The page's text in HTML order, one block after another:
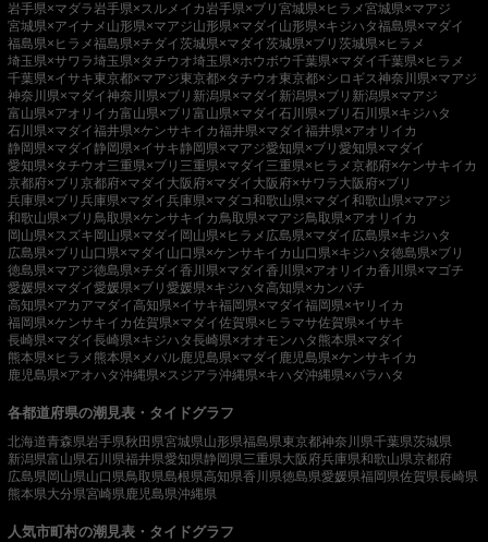
岩手県×マダラ岩手県×スルメイカ岩手県×ブリ 宮城県×ヒラメ宮城県×マアジ
宮城県×アイナメ 山形県×マアジ山形県×マダイ 山形県×キジハタ福島県×マダイ
福島県×ヒラメ福島県×チダイ茨城県×マダイ茨城県×ブリ 茨城県×ヒラメ
埼玉県×サワラ埼玉県×タチウオ埼玉県×ホウボウ千葉県×マダイ千葉県×ヒラメ
千葉県×イサキ東京都×マアジ東京都×タチウオ東京都×シロギス神奈川県×マアジ
神奈川県×マダイ神奈川県×ブリ 新潟県×マダイ 新潟県×ブリ 新潟県×マアジ
富山県×アオリイカ富山県×ブリ 富山県×マダイ石川県×ブリ 石川県×キジハタ
石川県×マダイ福井県×ケンサキイカ福井県×マダイ福井県×アオリイカ
静岡県×マダイ 静岡県×イサキ静岡県×マアジ愛知県×ブリ 愛知県×マダイ
愛知県×タチウオ三重県×ブリ 三重県×マダイ 三重県×ヒラメ京都府×ケンサキイカ
京都府×ブリ 京都府×マダイ 大阪府×マダイ 大阪府×サワラ 大阪府×ブリ
兵庫県×ブリ 兵庫県×マダイ兵庫県×マダコ和歌山県×マダイ和歌山県×マアジ
和歌山県×ブリ 鳥取県×ケンサキイカ鳥取県×マアジ鳥取県×アオリイカ
岡山県×スズキ 岡山県×マダイ 岡山県×ヒラメ 広島県×マダイ 広島県×キジハタ
広島県×ブリ 山口県×マダイ 山口県×ケンサキイカ 山口県×キジハタ徳島県×ブリ
徳島県×マアジ徳島県×チダイ香川県×マダイ香川県×アオリイカ香川県×マゴチ
愛媛県×マダイ愛媛県×ブリ 愛媛県×キジハタ高知県×カンパチ
高知県×アカアマダイ高知県×イサキ福岡県×マダイ福岡県×ヤリイカ
福岡県×ケンサキイカ佐賀県×マダイ佐賀県×ヒラマサ佐賀県×イサキ
長崎県×マダイ長崎県×キジハタ長崎県×オオモンハタ 熊本県×マダイ
熊本県×ヒラメ 熊本県×メバル鹿児島県×マダイ 鹿児島県×ケンサキイカ
鹿児島県×アオハタ沖縄県×スジアラ沖縄県×キハダ沖縄県×バラハタ
各都道府県の潮見表・タイドグラフ
北海道青森県岩手県秋田県宮城県山形県福島県東京都神奈川県千葉県茨城県
新潟県富山県石川県福井県愛知県静岡県三重県大阪府兵庫県和歌山県京都府
広島県岡山県山口県鳥取県島根県高知県香川県徳島県愛媛県福岡県佐賀県長崎県
熊本県大分県宮崎県鹿児島県沖縄県
人気市町村の潮見表・タイドグラフ